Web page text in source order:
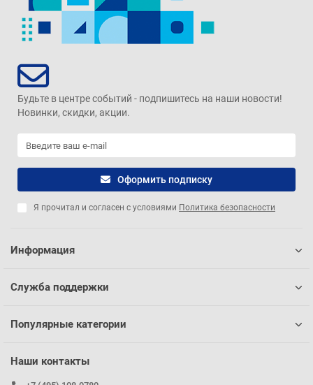
Будьте в центре событий - подпишитесь на наши новости!
Новинки, скидки, акции.
Оформить подписку
Я прочитал и согласен с условиями Политика безопасности
Информация
Служба поддержки
Популярные категории
Наши контакты